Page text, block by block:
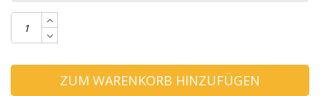
ZUM WARENKORB HINZUFÜGEN